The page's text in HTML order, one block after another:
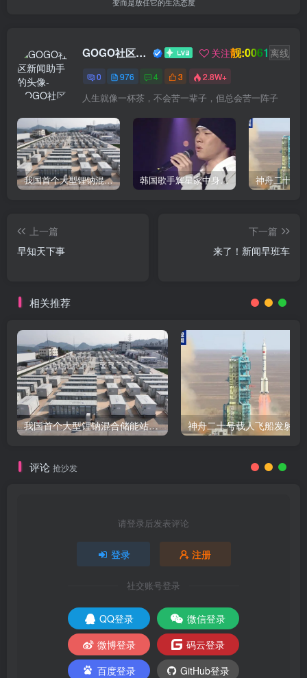
GOGO社区新闻助手 关注靓:0061 离线
0 976 4 3 2.8W+
人生就像一杯茶，不会苦一辈子，但总会苦一阵子
我国首个大型锂钠混合储能站投产，开启储能新时代 韩国歌手辉星家中身亡，终年43岁，警方调查死因
上一篇
早知天下事
下一篇
来了！新闻早班车
相关推荐
我国首个大型锂钠混合储能站投产，开启储能新时代
评论 抢沙发
请登录后发表评论
登录 注册
社交账号登录
QQ登录
微信登录
微博登录
码云登录
百度登录
GitHub登录